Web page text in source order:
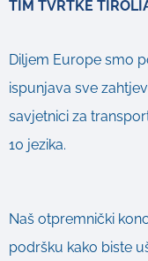
TIM TVRTKE
Diljem Europe smo
ispunjava sve
savjetnici za
10 jezika.
Naš otpremnički
podršku kako biste